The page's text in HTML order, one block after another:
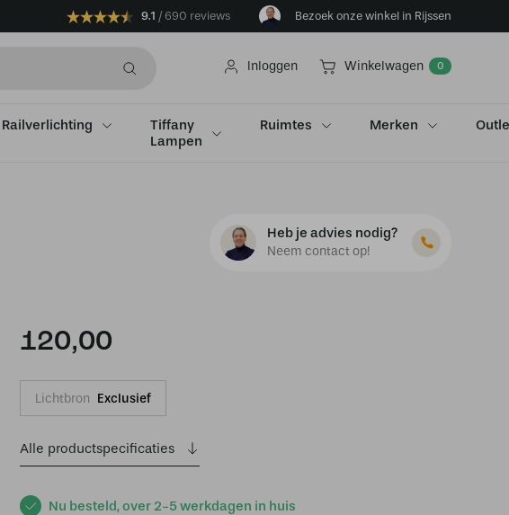
9.1 690 reviews Bezoek onze winkel in Rijssen
Inloggen Winkelwagen 0
Railverlichting
Tiffany
Lampen
Ruimtes Merken
Heb je advies nodig?
Neem contact op!
Nu besteld, over 2-5 werkdagen in huis
120,00
Lichtbron Exclusief
Alle productspecificaties